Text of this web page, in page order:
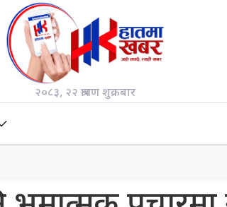
२०८३, २२ श्रावण शुक्रबार